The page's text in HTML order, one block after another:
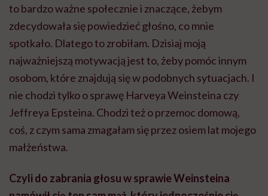
to bardzo ważne społecznie i znaczące, żebym
zdecydowała się powiedzieć głośno, co mnie
spotkało. Dlatego to zrobiłam. Dzisiaj moją
najważniejszą motywacją jest to, żeby pomóc innym
osobom, które znajdują się w podobnych sytuacjach. I
nie chodzi tylko o sprawę Harveya Weinsteina czy
Jeffreya Epsteina. Chodzi też o przemoc domową,
coś, z czym sama zmagałam się przez osiem lat mojego
małżeństwa.
Czyli do zabrania głosu w sprawie Weinsteina